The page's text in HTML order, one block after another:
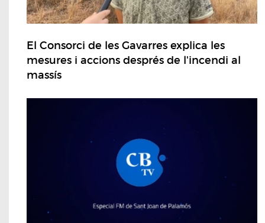
El Consorci de les Gavarres explica les
mesures i accions després de l'incendi al
massís